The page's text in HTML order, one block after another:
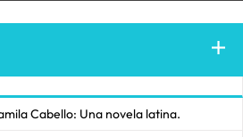
Cabello: Una novela latina.